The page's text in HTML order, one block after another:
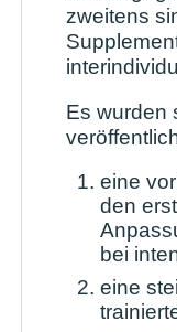
zweitens
Es wurden
eine
den
bei
eine